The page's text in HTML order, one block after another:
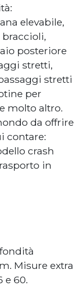
elevabile,
posteriore
stretti,
stretti
per
molto altro.
da offrire
contare:
crash
in
Misure extra
e 60.